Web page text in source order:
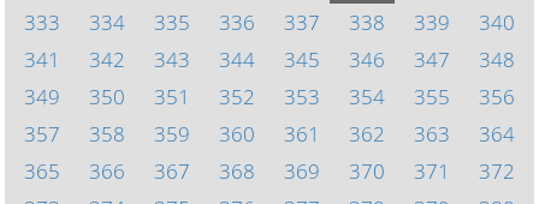
333
334 335 336 337 338 339
340
341
342 343 344 345 346 347
348
349
350 351 352 353 354 355
356
357
358 359 360 361 362 363
364
365
366 367 368 369 370 371
372